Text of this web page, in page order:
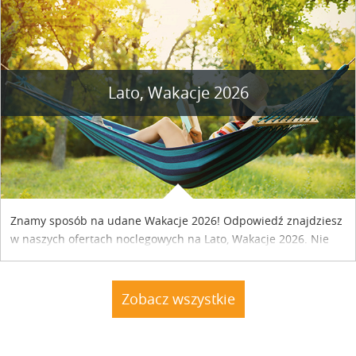
Lato, Wakacje 2026
Znamy sposób na udane Wakacje 2026! Odpowiedź znajdziesz
w naszych ofertach noclegowych na Lato, Wakacje 2026. Nie
zwlekaj atrakcyjne noclegi czekają...
Zobacz wszystkie